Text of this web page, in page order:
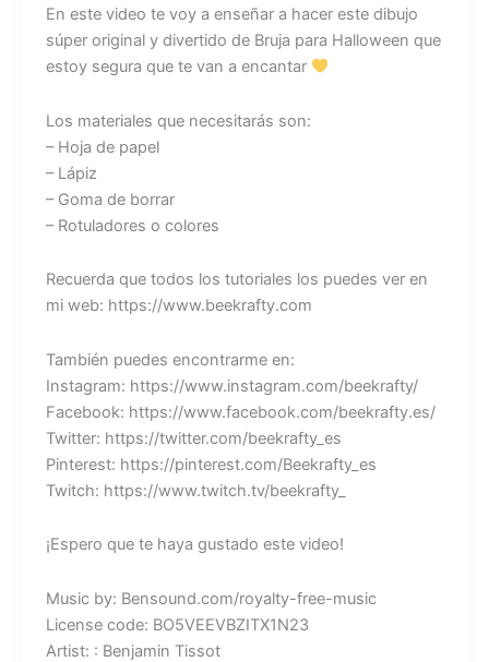
En este video te voy a enseñar a hacer este dibujo
súper original y divertido de Bruja para Halloween que
estoy segura que te van a encantar
Los materiales que necesitarás son:
– Hoja de papel
– Lápiz
– Goma de borrar
– Rotuladores o colores
Recuerda que todos los tutoriales los puedes ver en
mi web: https://www.beekrafty.com
También puedes encontrarme en:
Instagram: https://www.instagram.com/beekrafty/
Facebook: https://www.facebook.com/beekrafty.es/
Twitter: https://twitter.com/beekrafty_es
Pinterest: https://pinterest.com/Beekrafty_es
Twitch: https://www.twitch.tv/beekrafty_
¡Espero que te haya gustado este video!
Music by: Bensound.com/royalty-free-music
License code: BO5VEEVBZITX1N23
Artist: : Benjamin Tissot